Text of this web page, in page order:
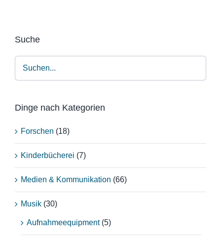
Suche
Dinge nach Kategorien
Forschen (18)
Kinderbücherei (7)
Medien & Kommunikation (66)
Musik (30)
Aufnahmeequipment (5)